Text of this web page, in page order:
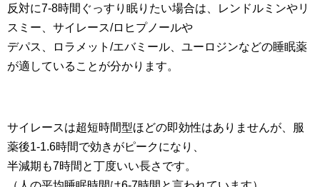
反対に7-8時間ぐっすり眠りたい場合は、レンドルミンやリ
スミー、サイレース/ロヒプノールや
デパス、ロラメット/エバミール、ユーロジンなどの睡眠薬
が適していることが分かります。
サイレースは超短時間型ほどの即効性はありませんが、服
薬後1-1.6時間で効きがピークになり、
半減期も7時間と丁度いい長さです。